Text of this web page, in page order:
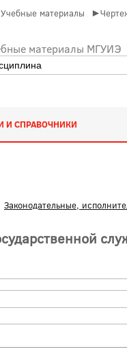
Учебные материалы
материалы МГУИЭ
И СПРАВОЧНИКИ
Законодательные,